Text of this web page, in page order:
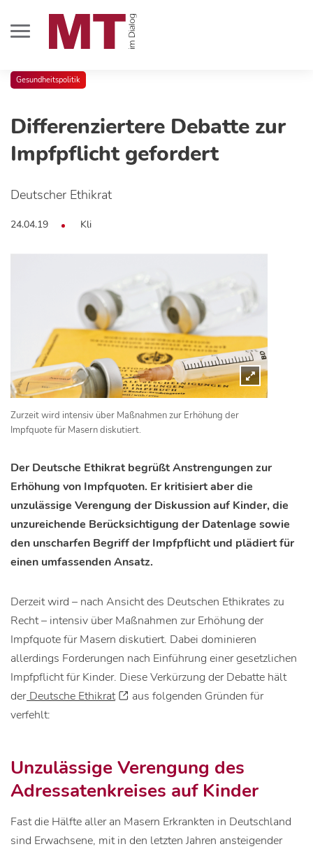
Gesundheitspolitik
Differenziertere Debatte zur
Impfpflicht gefordert
Deutscher Ethikrat
24.04.19 Kli
Zurzeit wird intensiv über Maßnahmen zur Erhöhung der
Impfquote für Masern diskutiert.
Der Deutsche Ethikrat begrüßt Anstrengungen zur
Erhöhung von Impfquoten. Er kritisiert aber die
unzulässige Verengung der Diskussion auf Kinder, die
unzureichende Berücksichtigung der Datenlage sowie
den unscharfen Begriff der Impfpflicht und plädiert für
einen umfassenden Ansatz.
Derzeit wird – nach Ansicht des Deutschen Ethikrates zu
Recht – intensiv über Maßnahmen zur Erhöhung der
Impfquote für Masern diskutiert. Dabei dominieren
allerdings Forderungen nach Einführung einer gesetzlichen
Impfpflicht für Kinder. Diese Verkürzung der Debatte hält
der Deutsche Ethikrat
aus folgenden Gründen für
verfehlt:
Unzulässige Verengung des
Adressatenkreises auf Kinder
Fast die Hälfte aller an Masern Erkrankten in Deutschland
sind Erwachsene, mit in den letzten Jahren ansteigender